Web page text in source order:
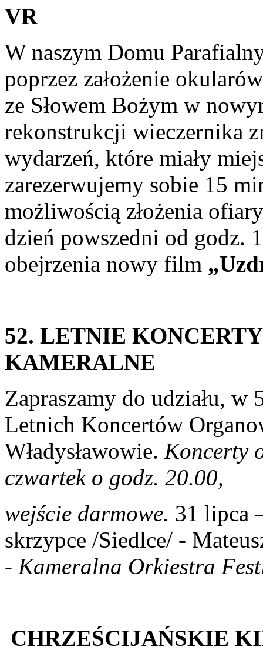
VR
W naszym Domu
poprzez założenie
ze Słowem Bożym w
rekonstrukcji wieczernika
wydarzeń, które miały
zarezerwujemy sobie 15
możliwością złożenia
dzień powszedni od godz.
obejrzenia nowy film
52. LETNIE
KAMERALNE
Zapraszamy do udziału,
Letnich Koncertów
Władysławowie. Koncerty
czwartek o godz. 20.00,
wejście darmowe. 31 lipca
skrzypce /Siedlce/ -
- Kameralna Orkiestra
CHRZEŚCIJAŃSKIE